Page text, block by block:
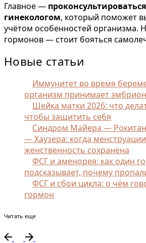
Главное —
гинекологом, который поможет
учётом особенностей организма.
гормонов — стоит бояться
Новые статьи
Иммунитет во время
организм принимает эмбрион
Шейка матки 2026: что
чтобы защитить себя
Синдром Майера —
— Хаузера: когда
женственность сохранена
ФСГ и аменорея: как один
подсказывает, почему
ФСГ и сбои цикла: о чём
гормон
Читать еще